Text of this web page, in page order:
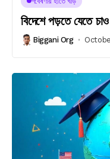
বিদেশে পড়তে যেতে
Biggani Org